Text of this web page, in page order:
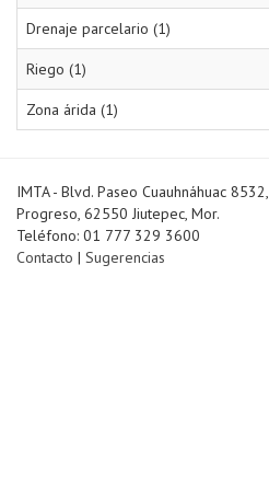
Drenaje parcelario (1)
Riego (1)
Zona árida (1)
IMTA - Blvd. Paseo Cuauhnáhuac 8532,
Progreso, 62550 Jiutepec, Mor.
Teléfono: 01 777 329 3600
Contacto | Sugerencias